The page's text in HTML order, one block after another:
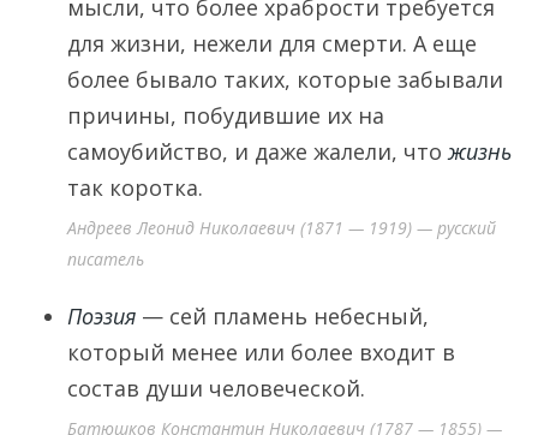
мысли, что более храбрости требуется
для жизни, нежели для смерти. А еще
более бывало таких, которые забывали
причины, побудившие их на
самоубийство, и даже жалели, чтожизнь
так коротка.
Андреев Леонид Николаевич (1871 — 1919) — русский
писатель
Поэзия — сей пламень небесный,
который менее или более входит в
состав души человеческой.
Батюшков Константин Николаевич (1787 — 1855) —